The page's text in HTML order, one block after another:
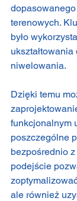
terenowych.
było
niwelowania.
Dzięki temu
funkcjonalnym
poszczególne
bezpośrednio
podejście
ale również